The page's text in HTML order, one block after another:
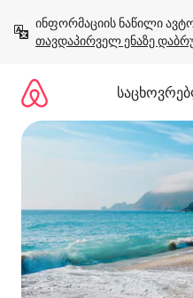
გადასვლა
თავდაპირველ ენაზე